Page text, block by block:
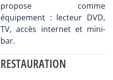
propose comme
équipement : lecteur DVD,
TV, accès internet et mini-
bar.
RESTAURATION